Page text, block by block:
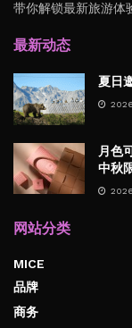
带你解锁最新旅游体
最新动态
夏日
月色
中秋
网站分类
MICE
品牌
商务